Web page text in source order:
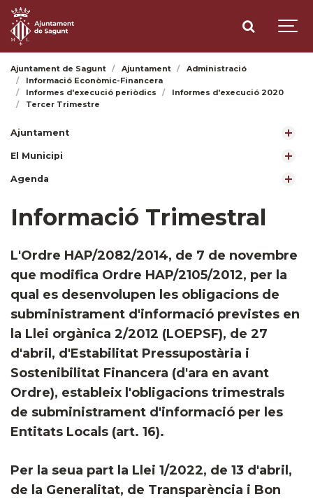
Ajuntament de Sagunt Ajuntament
Administració
Informació Econòmic-Financera
Informes d'execució periòdics
Informes d'execució 2020
Tercer Trimestre
Ajuntament
El Municipi
Agenda
Informació Trimestral
L'Ordre HAP/2082/2014, de 7 de novembre
que modifica Ordre HAP/2105/2012, per la
qual es desenvolupen les obligacions de
subministrament d'informació previstes en
la Llei orgànica 2/2012 (LOEPSF), de 27
d'abril, d'Estabilitat Pressupostària i
Sostenibilitat Financera (d'ara en avant
Ordre), estableix l'obligacions trimestrals
de subministrament d'informació per les
Entitats Locals (art. 16).
Per la seua part la Llei 1/2022, de 13 d'abril,
de la Generalitat, de Transparència i Bon